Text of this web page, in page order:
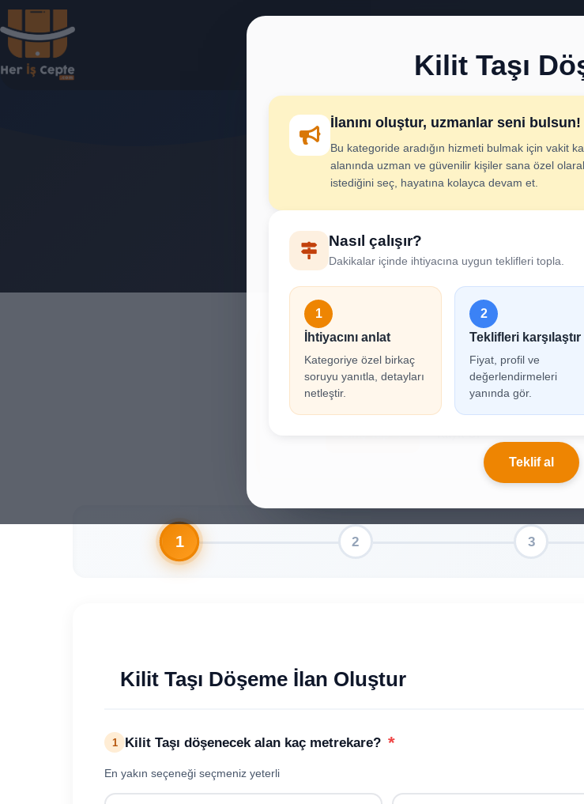
Kilit Taşı
İlanını oluştur, uzmanlar seni bulsun!
Bu kategoride aradığın hizmeti bulmak için vakit
alanında uzman ve güvenilir kişiler sana özel
istediğini seç, hayatına kolayca devam et.
Nasıl çalışır?
Dakikalar içinde ihtiyacına uygun teklifleri topla.
1
İhtiyacını anlat
Kategoriye özel birkaç
soruyu yanıtla, detayları
netleştir.
2
Teklifleri karşılaştır
Fiyat, profil ve
değerlendirmeleri
yanında gör.
Teklif al
Kilit Taşı
İhtiyacını adım adım belirt; uygun hizmet
! İlan oluşturabilmek için giriş
Hesabınız yoksa birkaç adımda kolayca kayıt
Kilit Taşı Döşeme İlan Oluştur
1 Kilit Taşı döşenecek alan kaç metrekare? *
En yakın seçeneği seçmeniz yeterli